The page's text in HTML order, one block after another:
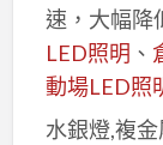
速，大幅降
LED照明 、
動場LED照
水銀燈,複